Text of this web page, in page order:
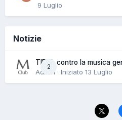
9 Luglio
Notizie
2
TIDAL contro la musica
Admin · Iniziato 13 Luglio